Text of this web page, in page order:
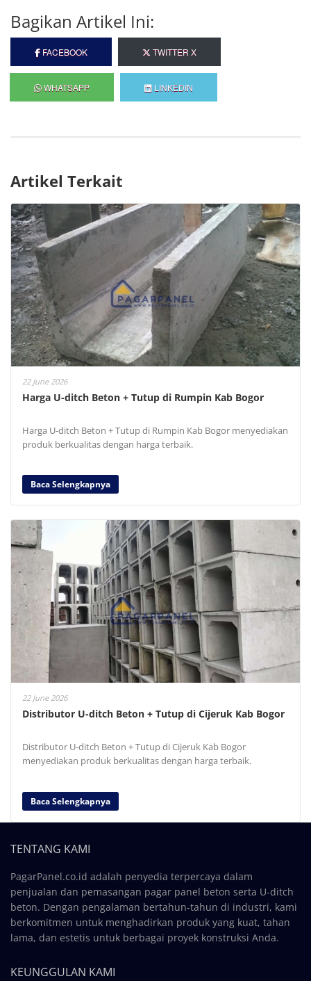
Bagikan Artikel Ini:
FACEBOOK TWITTER X
WHATSAPP LINKEDIN
Artikel Terkait
22 June 2026
Harga U-ditch Beton + Tutup di Rumpin Kab Bogor
Harga U-ditch Beton + Tutup di Rumpin Kab Bogor menyediakan
produk berkualitas dengan harga terbaik.
Baca Selengkapnya
22 June 2026
Distributor U-ditch Beton + Tutup di Cijeruk Kab Bogor
Distributor U-ditch Beton + Tutup di Cijeruk Kab Bogor
menyediakan produk berkualitas dengan harga terbaik.
Baca Selengkapnya
TENTANG KAMI
PagarPanel.co.id adalah penyedia terpercaya dalam
penjualan dan pemasangan pagar panel beton serta U-ditch
beton. Dengan pengalaman bertahun-tahun di industri, kami
berkomitmen untuk menghadirkan produk yang kuat, tahan
lama, dan estetis untuk berbagai proyek konstruksi Anda.
KEUNGGULAN KAMI